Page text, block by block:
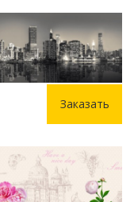
Заказать